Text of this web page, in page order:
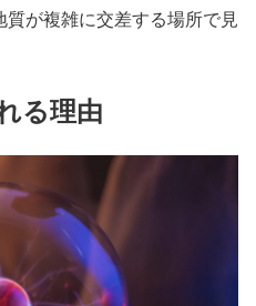
が複雑に交差する場所で見
る理由